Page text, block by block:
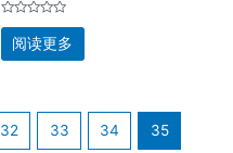
评
分
&sol;
阅读更多
32 33 34 35